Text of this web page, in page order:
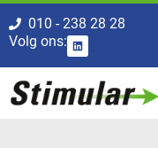
010 - 238 28 28
Volg ons: